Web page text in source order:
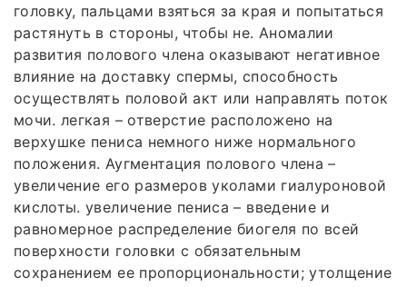
головку, пальцами взяться за края и попытаться
растянуть в стороны, чтобы не. Аномалии
развития полового члена оказывают негативное
влияние на доставку спермы, способность
осуществлять половой акт или направлять поток
мочи. легкая – отверстие расположено на
верхушке пениса немного ниже нормального
положения. Аугментация полового члена –
увеличение его размеров уколами гиалуроновой
кислоты. увеличение пениса – введение и
равномерное распределение биогеля по всей
поверхности головки с обязательным
сохранением ее пропорциональности; утолщение